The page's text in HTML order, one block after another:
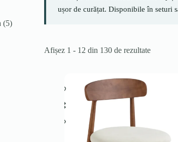
ușor de curățat. Disponibile în seturi
Afișez 1 - 12 din 130 de rezultate
55